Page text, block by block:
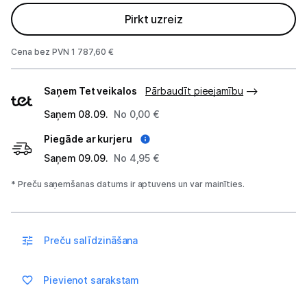
Biroja piederumi
Telefoni, planšetdatori
Viedierīces
Sadzīves tehnika
Skaistumkopšana
Sports un atpūta
Pirkt uzreiz
Cena bez PVN 1 787,60 €
veidi
Saņem Tet veikalos
Pārbaudīt pieejamību
Saņem 08.09. No 0,00 €
Piegāde ar kurjeru
Saņem 09.09. No 4,95 €
* Preču saņemšanas datums ir aptuvens un var mainīties.
Preču salīdzināšana
Pievienot sarakstam